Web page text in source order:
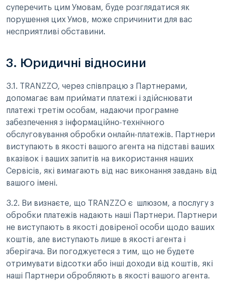
суперечить цим Умовам, буде розглядатися як
порушення цих Умов, може спричинити для вас
несприятливі обставини.
3. Юридичні відносини
3.1. TRANZZO, через співпрацю з Партнерами,
допомагає вам приймати платежі і здійснювати
платежі третім особам, надаючи програмне
забезпечення з інформаційно-технічного
обслуговування обробки онлайн-платежів. Партнери
виступають в якості вашого агента на підставі ваших
вказівок і ваших запитів на використання наших
Сервісів, які вимагають від нас виконання завдань від
вашого імені.
3.2. Ви визнаєте, що TRANZZO є шлюзом, а послугу з
обробки платежів надають наші Партнери. Партнери
не виступають в якості довіреної особи щодо ваших
коштів, але виступають лише в якості агента і
зберігача. Ви погоджуєтеся з тим, що не будете
отримувати відсотки або інші доходи від коштів, які
наші Партнери обробляють в якості вашого агента.